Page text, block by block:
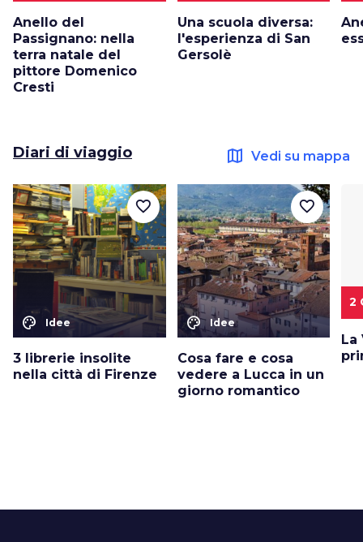
Anello del
Passignano: nella
terra natale del
pittore Domenico
Cresti
Una scuola diversa:
l'esperienza di San
Gersolè
Diari di viaggio map Vedi su mappa
color_lens Idee
3 librerie insolite
nella città di Firenze
favorite_border
color_lens Idee
Cosa fare e cosa
vedere a Lucca in un
giorno romantico
favorite_border
2
La